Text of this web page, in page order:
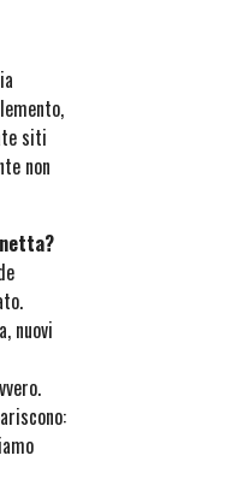
siti
non
nuovi